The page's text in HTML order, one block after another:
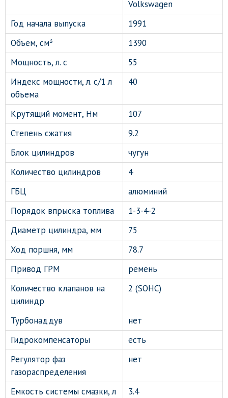
Volkswagen
Год начала выпуска
1991
Объем, см³
1390
Мощность, л. с
55
Индекс мощности, л. с/1 л
объема
40
Крутящий момент, Нм
107
Степень сжатия
9.2
Блок цилиндров
чугун
Количество цилиндров
4
ГБЦ
алюминий
Порядок впрыска топлива
1-3-4-2
Диаметр цилиндра, мм
75
Ход поршня, мм
78.7
Привод ГРМ
ремень
Количество клапанов на
цилиндр
2 (SOHC)
Турбонаддув
нет
Гидрокомпенсаторы
есть
Регулятор фаз
газораспределения
нет
Емкость системы смазки, л
3.4